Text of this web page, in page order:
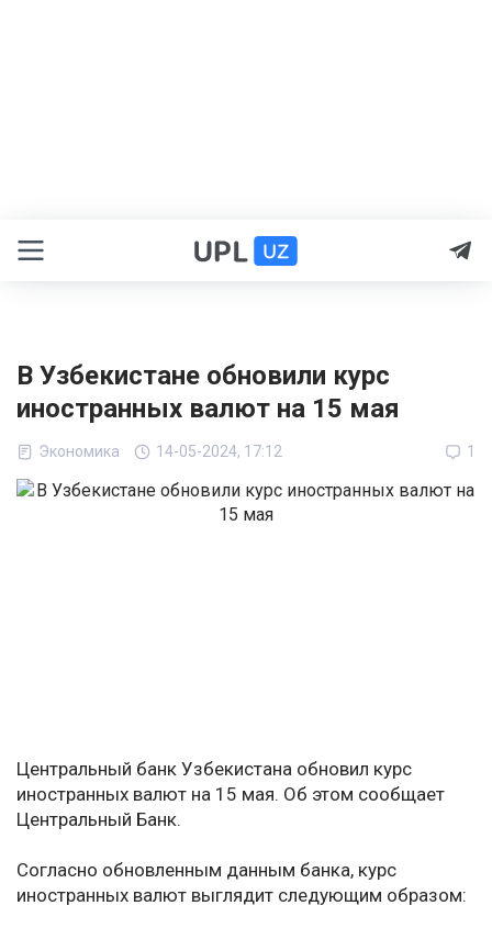
В Узбекистане обновили курс
иностранных валют на 15 мая
Экономика 14-05-2024, 17:12 1
Центральный банк Узбекистана обновил курс
иностранных валют на 15 мая. Об этом сообщает
Центральный Банк.
Согласно обновленным данным банка, курс
иностранных валют выглядит следующим образом: